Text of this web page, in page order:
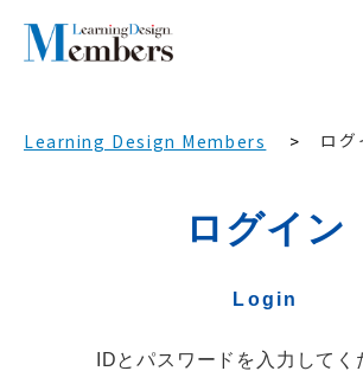
Learning Design Members ログ
ログイン
Login
IDとパスワードを入力してく